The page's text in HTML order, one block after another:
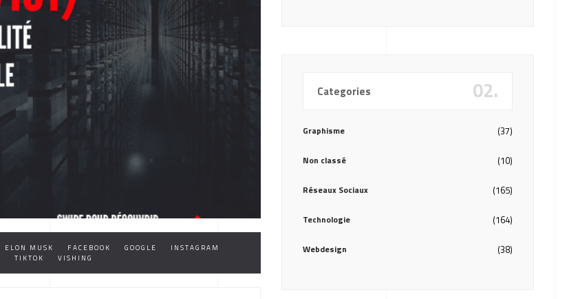
ELON MUSK FACEBOOK GOOGLE
INSTAGRAM
TIKTOK VISHING
Categories 02.
Graphisme (37)
Non classé (10)
Réseaux Sociaux (165)
Technologie (164)
Webdesign (38)